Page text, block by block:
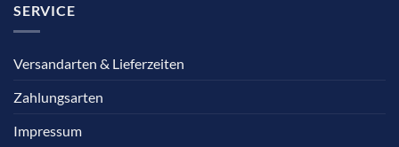
SERVICE
Versandarten & Lieferzeiten
Zahlungsarten
Impressum